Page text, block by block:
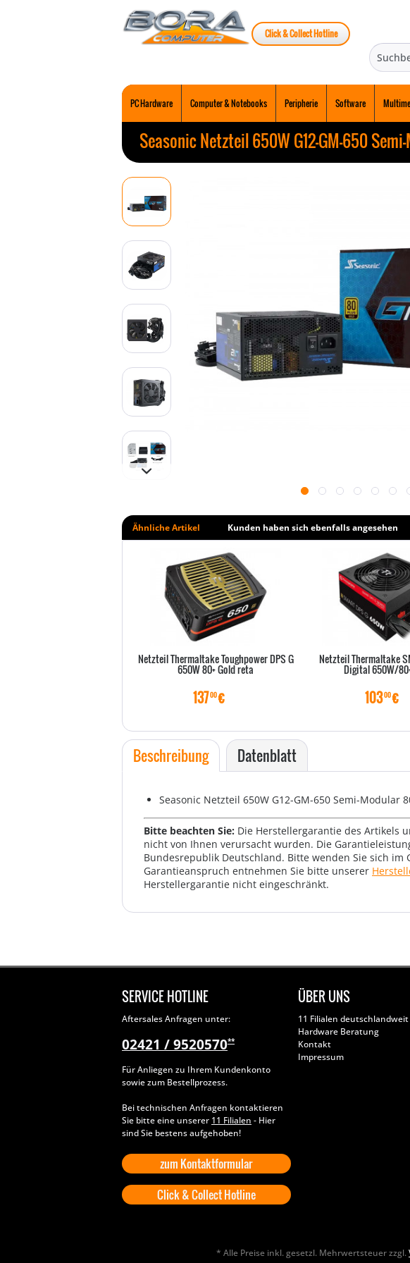
Click & Collect Hotline
PC Hardware Computer & Notebooks Peripherie Software
Seasonic Netzteil 650W G12-GM-650
Ähnliche Artikel Kunden haben sich ebenfalls angesehen
Netzteil Thermaltake Toughpower DPS G
650W 80+ Gold reta
13700€
Netzteil Thermaltake
Digital 650W/
10300€
Beschreibung Datenblatt
Seasonic Netzteil 650W G12-GM-650 Semi-Modular
Bitte beachten Sie: Die Herstellergarantie des Artikels
nicht von Ihnen verursacht wurden. Die
Bundesrepublik Deutschland. Bitte wenden Sie sich
Garantieanspruch entnehmen Sie bitte unserer
Herstellergarantie nicht eingeschränkt.
SERVICE HOTLINE
Aftersales Anfragen unter:
02421 / 9520570**
Für Anliegen zu Ihrem Kundenkonto
sowie zum Bestellprozess.
Bei technischen Anfragen kontaktieren
Sie bitte eine unserer 11 Filialen - Hier
sind Sie bestens aufgehoben!
zum Kontaktformular
Click & Collect Hotline
ÜBER UNS
11 Filialen deutschlandweit
Hardware Beratung
Kontakt
Impressum
* Alle Preise inkl. gesetzl. Mehrwertsteuer zzgl.